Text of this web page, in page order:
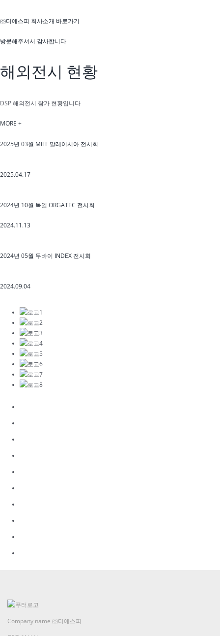
㈜디에스피 회사소개 바로가기
방문해주셔서 감사합니다
해외전시 현황
DSP 해외전시 참가 현황입니다
MORE +
2025년 03월 MIFF 말레이시아 전시회
2025.04.17
2024년 10월 독일 ORGATEC 전시회
2024.11.13
2024년 05월 두바이 INDEX 전시회
2024.09.04
Company name ㈜디에스피